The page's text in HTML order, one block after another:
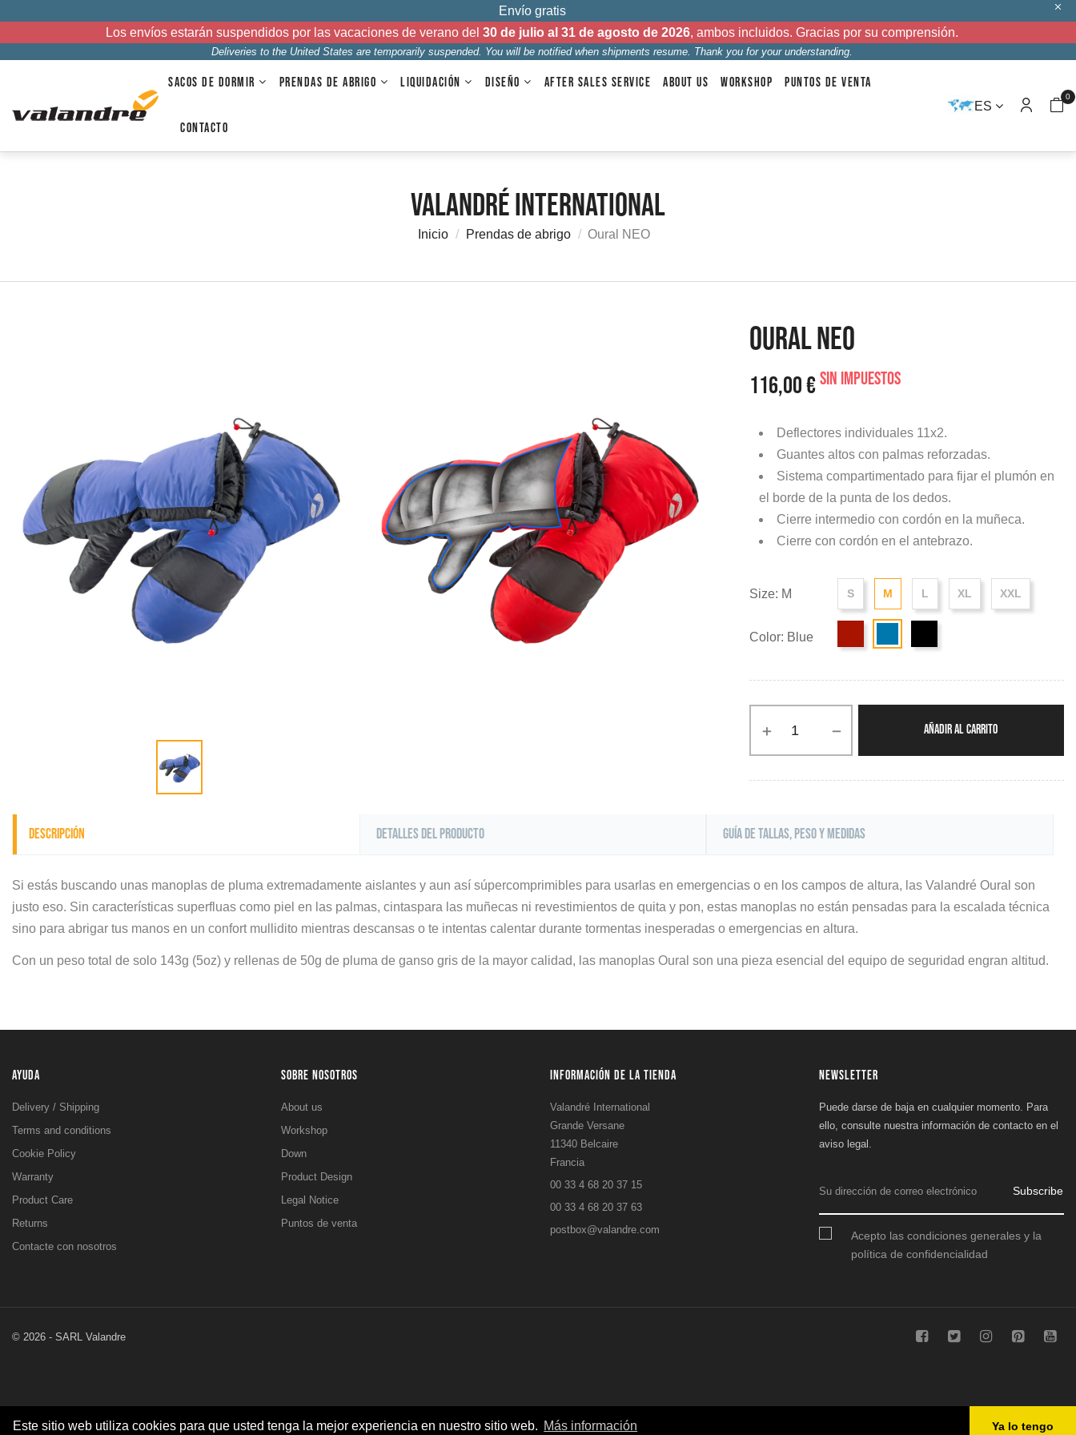
Este sitio web utiliza cookies para que usted tenga la mejor experiencia en nuestro sitio web. Más información Ya lo tengo
Envío gratis
Los envíos estarán suspendidos por las vacaciones de verano del 30 de julio al 31 de agosto de 2026, ambos incluidos. Gracias por su comprensión.
Deliveries to the United States are temporarily suspended. You will be notified when shipments resume. Thank you for your understanding.
SACOS DE DORMIR PRENDAS DE ABRIGO LIQUIDACIÓN DISEÑO AFTER SALES SERVICE ABOUT US WORKSHOP PUNTOS DE VENTA
CONTACTO
ES
0
Valandré International
Inicio Prendas de abrigo Oural NEO
OURAL NEO
116,00 €Sin impuestos
Deflectores individuales 11x2.
Guantes altos con palmas reforzadas.
Sistema compartimentado para fijar el plumón en
el borde de la punta de los dedos.
Cierre intermedio con cordón en la muñeca.
Cierre con cordón en el antebrazo.
Size: M S M L XL XXL
Color: Blue
AÑADIR AL CARRITO
Descripción Detalles del producto Guía de tallas, peso y medidas
Si estás buscando unas manoplas de pluma extremadamente aislantes y aun así súpercomprimibles para usarlas en emergencias o en los campos de altura, las Valandré Oural son
justo eso. Sin características superfluas como piel en las palmas, cintaspara las muñecas ni revestimientos de quita y pon, estas manoplas no están pensadas para la escalada técnica
sino para abrigar tus manos en un confort mullidito mientras descansas o te intentas calentar durante tormentas inesperadas o emergencias en altura.
Con un peso total de solo 143g (5oz) y rellenas de 50g de pluma de ganso gris de la mayor calidad, las manoplas Oural son una pieza esencial del equipo de seguridad engran altitud.
AYUDA
Delivery / Shipping
Terms and conditions
Cookie Policy
Warranty
Product Care
Returns
Contacte con nosotros
SOBRE NOSOTROS
About us
Workshop
Down
Product Design
Legal Notice
Puntos de venta
INFORMACIÓN DE LA TIENDA
Valandré International
Grande Versane
11340 Belcaire
Francia
00 33 4 68 20 37 15
00 33 4 68 20 37 63
postbox@valandre.com
NEWSLETTER
Puede darse de baja en cualquier momento. Para
ello, consulte nuestra información de contacto en el
aviso legal.
Subscribe
Acepto las condiciones generales y la
política de confidencialidad
© 2026 - SARL Valandre